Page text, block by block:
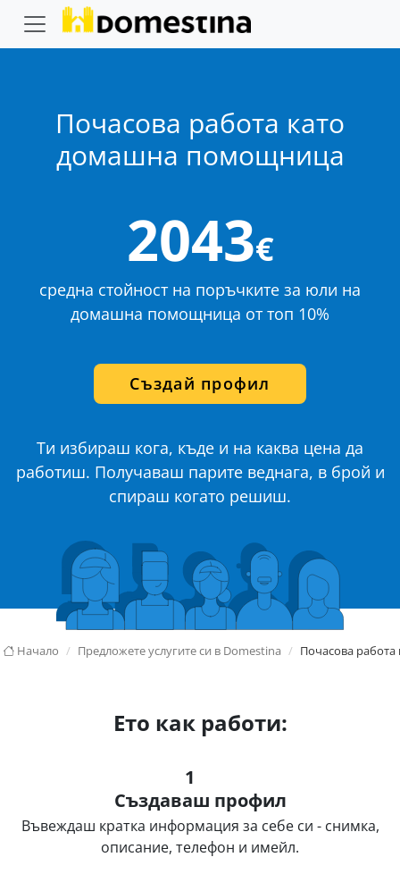
Почасова работа като
домашна помощница
2043€
средна стойност на поръчките за юли на
домашна помощница от топ 10%
Създай профил
Tи избираш кога, къде и на каква цена да
работиш. Получаваш парите веднага, в брой и
спираш когато решиш.
Начало Предложете услугите си в Domestina Почасова
Ето как работи:
1
Създаваш профил
Въвеждаш кратка информация за себе си - снимка,
описание, телефон и имейл.